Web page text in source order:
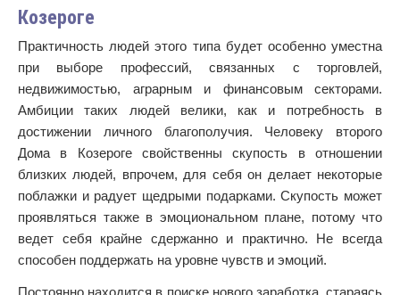
Козероге
Практичность людей этого типа будет особенно уместна
при выборе профессий, связанных с торговлей,
недвижимостью, аграрным и финансовым секторами.
Амбиции таких людей велики, как и потребность в
достижении личного благополучия. Человеку второго
Дома в Козероге свойственны скупость в отношении
близких людей, впрочем, для себя он делает некоторые
поблажки и радует щедрыми подарками. Скупость может
проявляться также в эмоциональном плане, потому что
ведет себя крайне сдержанно и практично. Не всегда
способен поддержать на уровне чувств и эмоций.
Постоянно находится в поиске нового заработка, стараясь